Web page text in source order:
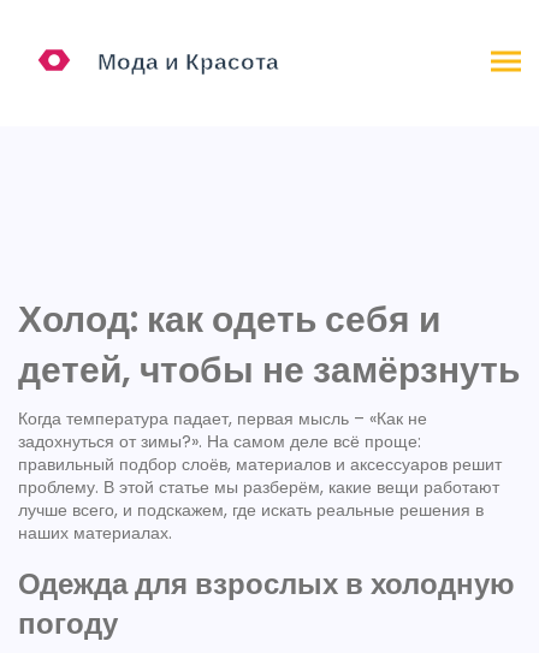
Холод: как одеть себя и
детей, чтобы не замёрзнуть
Когда температура падает, первая мысль – «Как не
задохнуться от зимы?». На самом деле всё проще:
правильный подбор слоёв, материалов и аксессуаров решит
проблему. В этой статье мы разберём, какие вещи работают
лучше всего, и подскажем, где искать реальные решения в
наших материалах.
Одежда для взрослых в холодную
погоду